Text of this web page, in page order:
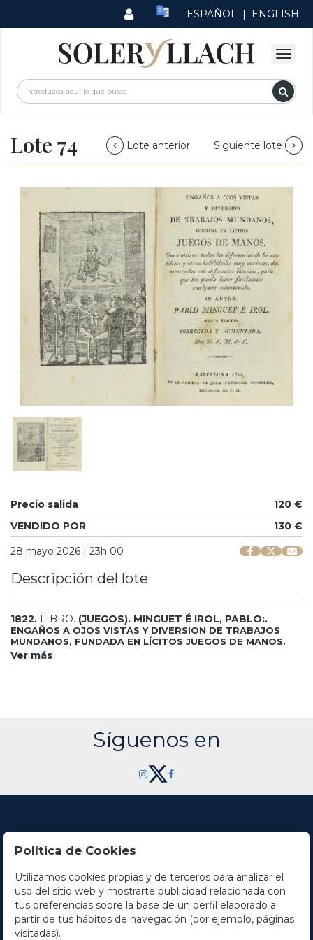
ESPAÑOL | ENGLISH
Lote 74 Lote anterior Siguiente lote
Precio salida
120 €
VENDIDO POR
130 €
28 mayo 2026 | 23h 00
Descripción del lote
1822. LIBRO. (JUEGOS). MINGUET É IROL, PABLO:.
ENGAÑOS A OJOS VISTAS Y DIVERSION DE TRABAJOS
MUNDANOS, FUNDADA EN LÍCITOS JUEGOS DE MANOS.
Barcelona: Oficina Juan Francisco Piferrer, 1822. 8º menor.
Ver más
Síguenos en
Contacto
Horario
La empresa
Política de Cookies
Utilizamos cookies propias y de terceros para analizar el
uso del sitio web y mostrarte publicidad relacionada con
tus preferencias sobre la base de un perfil elaborado a
partir de tus hábitos de navegación (por ejemplo, páginas
visitadas).